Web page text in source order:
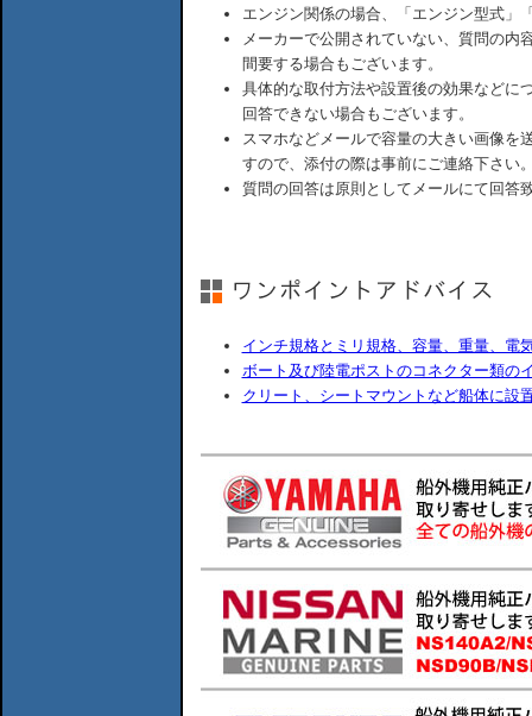
エンジン関係の場合、「エンジン型式」
メーカーで公開されていない、質問の内
間要する場合もございます。
具体的な取付方法や設置後の効果などに
回答できない場合もございます。
スマホなどメールで容量の大きい画像を
すので、添付の際は事前にご連絡下さい
質問の回答は原則としてメールにて回答
インチ規格とミリ規格、容量、重量、電
ボート及び陸電ポストのコネクター類の
クリート、シートマウントなど船体に設